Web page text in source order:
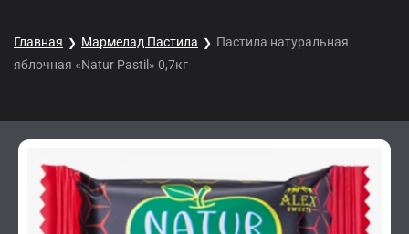
Главная Мармелад Пастила
Пастила натуральная
яблочная «Natur Pastil» 0,7кг